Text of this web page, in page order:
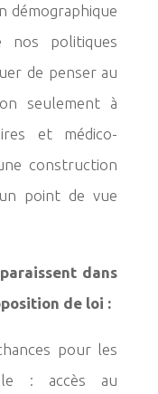
démographique
nos politiques
de penser au
seulement à
et médico-
construction
point de vue
dans
de loi :
pour les
: accès au